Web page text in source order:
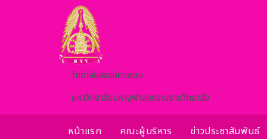
Skip to main content
วิทยาลัยสงฆ์นครพนม
มหาวิทยาลัยมหาจุฬาลงกรณราชวิทยาลัย
หน้าแรก คณะผู้บริหาร ข่าวประชาสัมพันธ์